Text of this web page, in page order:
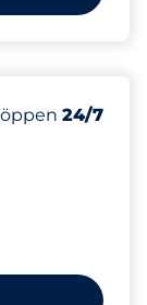
Antal
Totalt antal
Electric Car
Lördag
öppen 24/7